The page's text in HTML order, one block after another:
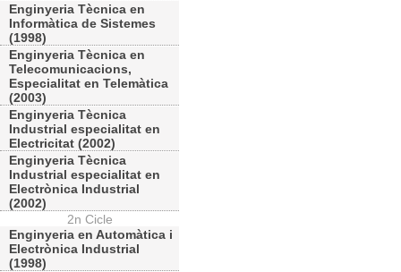
Enginyeria Tècnica en
Informàtica de Sistemes
(1998)
Enginyeria Tècnica en
Telecomunicacions,
Especialitat en Telemàtica
(2003)
Enginyeria Tècnica
Industrial especialitat en
Electricitat (2002)
Enginyeria Tècnica
Industrial especialitat en
Electrònica Industrial
(2002)
2n Cicle
Enginyeria en Automàtica i
Electrònica Industrial
(1998)